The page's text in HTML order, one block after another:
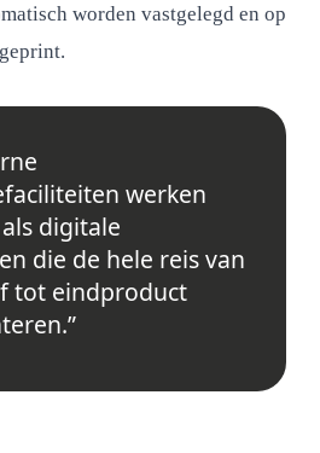
worden vastgelegd en op
werken
digitale
die de hele reis van
tot eindproduct